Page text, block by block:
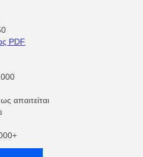
PDF
απαιτείται